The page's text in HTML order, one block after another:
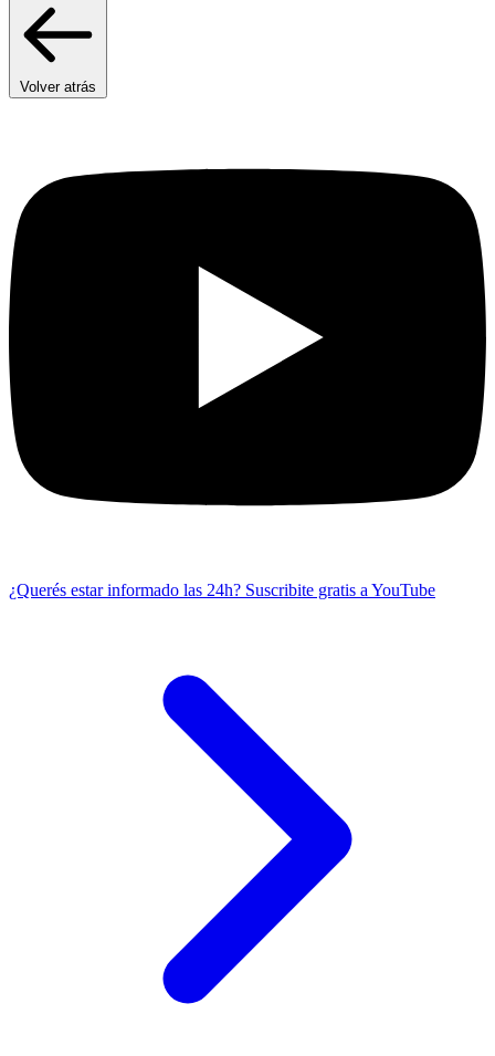
Volver atrás
¿Querés estar informado las 24h? Suscribite gratis a YouTube